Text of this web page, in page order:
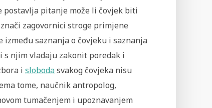
postavlja pitanje može li čovjek biti
zagovornici stroge primjene
saznanja o čovjeku i saznanja
s njim vladaju zakonit poredak i
i slobodasvakog čovjeka nisu
tome, naučnik antropolog,
tumačenjem i upoznavanjem